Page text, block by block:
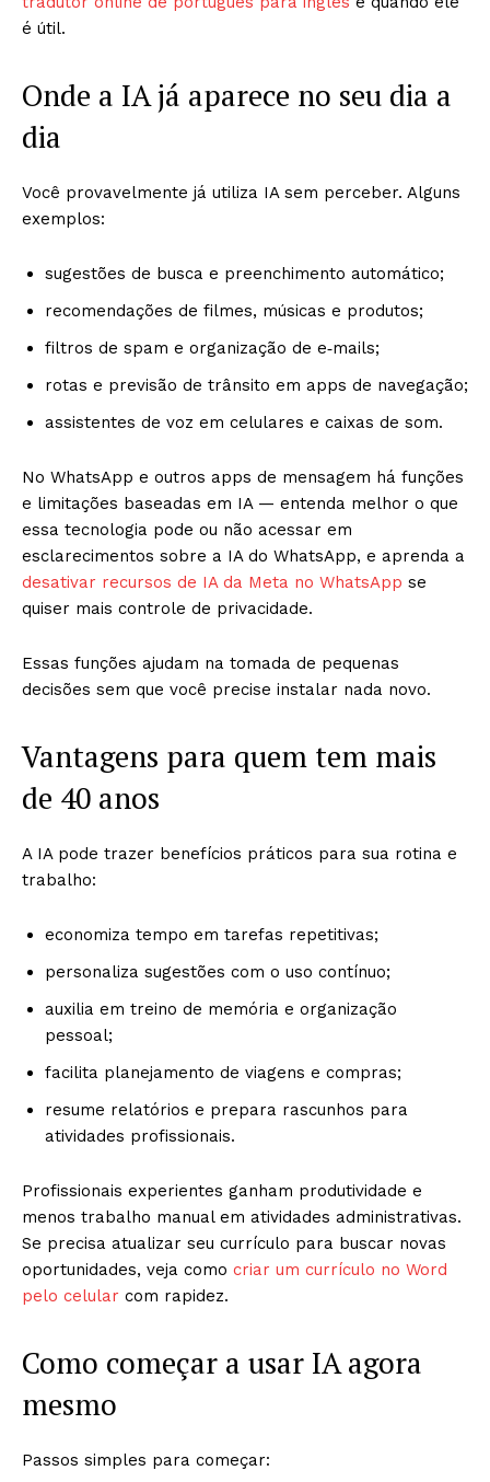
é útil.
Onde a IA já aparece no seu dia a
dia
Você provavelmente já utiliza IA sem perceber. Alguns
exemplos:
sugestões de busca e preenchimento automático;
recomendações de filmes, músicas e produtos;
filtros de spam e organização de e‑mails;
rotas e previsão de trânsito em apps de navegação;
assistentes de voz em celulares e caixas de som.
No WhatsApp e outros apps de mensagem há funções
e limitações baseadas em IA — entenda melhor o que
essa tecnologia pode ou não acessar em
esclarecimentos sobre a IA do WhatsApp, e aprenda a
desativar recursos de IA da Meta no WhatsApp se
quiser mais controle de privacidade.
Essas funções ajudam na tomada de pequenas
decisões sem que você precise instalar nada novo.
Vantagens para quem tem mais
de 40 anos
A IA pode trazer benefícios práticos para sua rotina e
trabalho:
economiza tempo em tarefas repetitivas;
personaliza sugestões com o uso contínuo;
auxilia em treino de memória e organização
pessoal;
facilita planejamento de viagens e compras;
resume relatórios e prepara rascunhos para
atividades profissionais.
Profissionais experientes ganham produtividade e
menos trabalho manual em atividades administrativas.
Se precisa atualizar seu currículo para buscar novas
oportunidades, veja como criar um currículo no Word
pelo celular com rapidez.
Como começar a usar IA agora
mesmo
Passos simples para começar: